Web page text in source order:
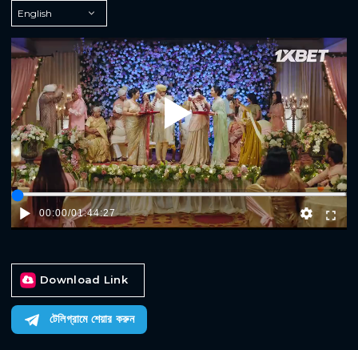
Play
00:00/01:44:27
Download Link
টেলিগ্রামে শেয়ার করুন